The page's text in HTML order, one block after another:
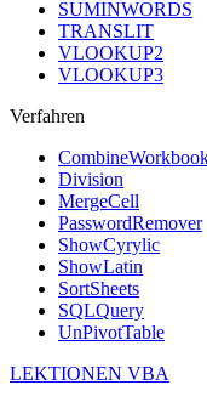
SUMINWORDS
TRANSLIT
VLOOKUP2
VLOOKUP3
Verfahren
Division
MergeCell
PasswordRemover
ShowCyrylic
ShowLatin
SortSheets
SQLQuery
UnPivotTable
LEKTIONEN VBA